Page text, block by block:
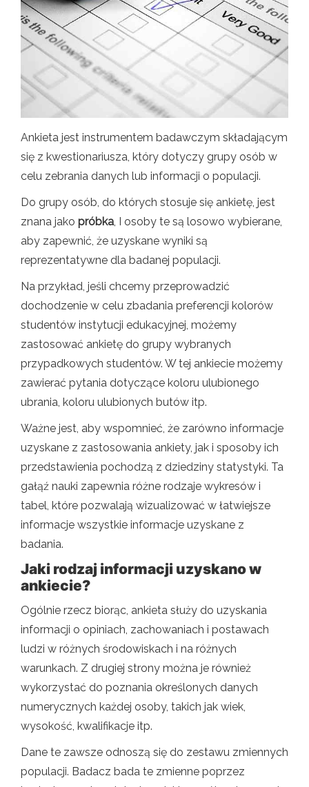
Ankieta jest instrumentem badawczym składającym
się z kwestionariusza, który dotyczy grupy osób w
celu zebrania danych lub informacji o populacji.
Do grupy osób, do których stosuje się ankietę, jest
znana jako próbka , I osoby te są losowo wybierane,
aby zapewnić, że uzyskane wyniki są
reprezentatywne dla badanej populacji.
Na przykład, jeśli chcemy przeprowadzić
dochodzenie w celu zbadania preferencji kolorów
studentów instytucji edukacyjnej, możemy
zastosować ankietę do grupy wybranych
przypadkowych studentów. W tej ankiecie możemy
zawierać pytania dotyczące koloru ulubionego
ubrania, koloru ulubionych butów itp.
Ważne jest, aby wspomnieć, że zarówno informacje
uzyskane z zastosowania ankiety, jak i sposoby ich
przedstawienia pochodzą z dziedziny statystyki. Ta
gałąź nauki zapewnia różne rodzaje wykresów i
tabel, które pozwalają wizualizować w łatwiejsze
informacje wszystkie informacje uzyskane z
badania.
Jaki rodzaj informacji uzyskano w
ankiecie?
Ogólnie rzecz biorąc, ankieta służy do uzyskania
informacji o opiniach, zachowaniach i postawach
ludzi w różnych środowiskach i na różnych
warunkach. Z drugiej strony można je również
wykorzystać do poznania określonych danych
numerycznych każdej osoby, takich jak wiek,
wysokość, kwalifikacje itp.
Dane te zawsze odnoszą się do zestawu zmiennych
populacji. Badacz bada te zmienne poprzez